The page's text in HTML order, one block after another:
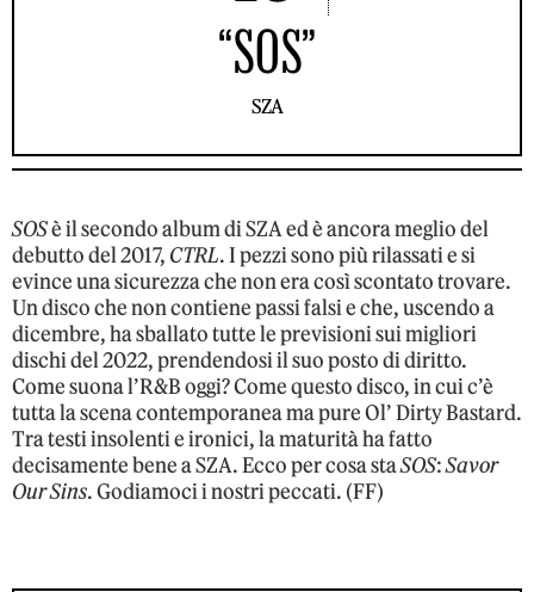
“SOS”
SZA
SOSè il secondo album di SZA ed è ancora meglio del
debutto del 2017, CTRL. I pezzi sono più rilassati e si
evince una sicurezza che non era così scontato trovare.
Un disco che non contiene passi falsi e che, uscendo a
dicembre, ha sballato tutte le previsioni sui migliori
dischi del 2022, prendendosi il suo posto di diritto.
Come suona l’R&B oggi? Come questo disco, in cui c’è
tutta la scena contemporanea ma pure Ol’ Dirty Bastard.
Tra testi insolenti e ironici, la maturità ha fatto
decisamente bene a SZA. Ecco per cosa staSOS:Savor
Our Sins. Godiamoci i nostri peccati. (FF)